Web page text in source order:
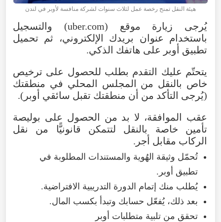
هيئة النقل تمنح رخصة عمل لثلاث سنوات لشركة منافسة لأوبر في لندن
يُرجى زيارة موقع (uber.com) والتسجيل
باستخدام عنوان بريدك الإلكتروني، ثم تحميل
تطبيق أوبر على هاتفك الذكي.
يتحتّم عليك التقدم بطلب للحصول على ترخيص
خاص بالنقل من المجلس المحلي في منطقتك
(يُرجى التأكد من أن منطقتك تقبل سائقي أوبر).
عقب الموافقة، لا بد من الحصول على بوليصة
تأمين خاصة بالنقل لتتمكن قانونيًّا من نقل
الركاب مقابل أجر.
تُحمّل وثيقة الهُوية والمستندات المطلوبة في
تطبيق أوبر.
يُطلب منك إتمام الدورة التدريبية الافتراضية.
بعد ذلك، يُفعّل حسابك وتبدأ بكسب المال.
تحقق من تلبية متطلبات أوبر